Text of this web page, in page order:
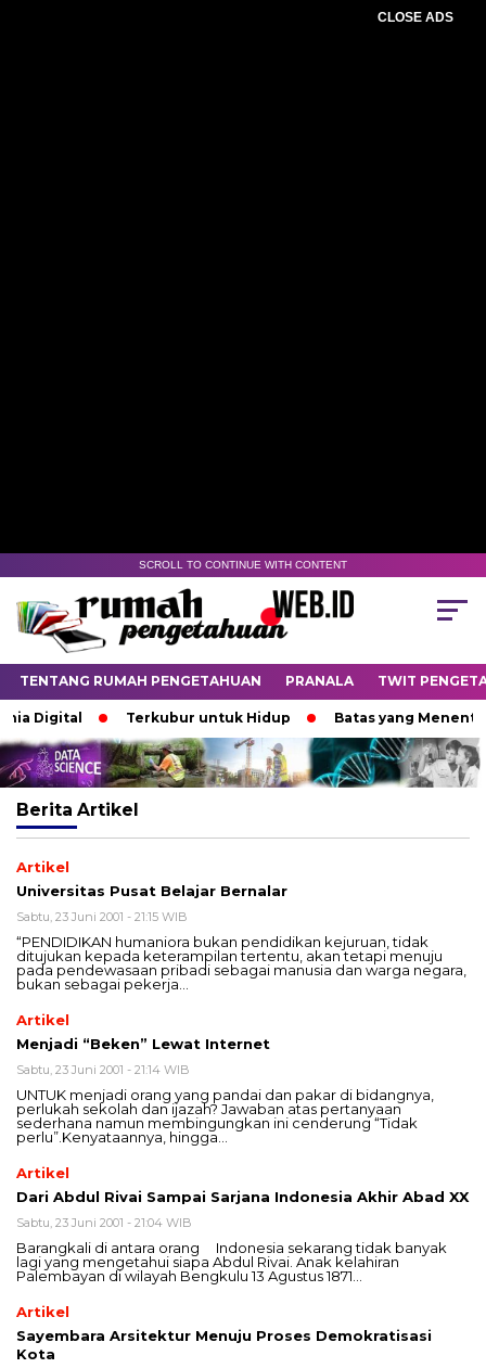
CLOSE ADS
SCROLL TO CONTINUE WITH CONTENT
TENTANG RUMAH PENGETAHUAN PRANALA TWIT
Digital Terkubur untuk Hidup Batas yang
Berita Artikel
Artikel
Universitas Pusat Belajar Bernalar
Sabtu, 23 Juni 2001 - 21:15 WIB
“PENDIDIKAN humaniora bukan pendidikan kejuruan, tidak
ditujukan kepada keterampilan tertentu, akan tetapi menuju
pada pendewasaan pribadi sebagai manusia dan warga negara,
bukan sebagai pekerja…
Artikel
Menjadi “Beken” Lewat Internet
Sabtu, 23 Juni 2001 - 21:14 WIB
UNTUK menjadi orang yang pandai dan pakar di bidangnya,
perlukah sekolah dan ijazah? Jawaban atas pertanyaan
sederhana namun membingungkan ini cenderung “Tidak
perlu”.Kenyataannya, hingga…
Artikel
Dari Abdul Rivai Sampai Sarjana Indonesia Akhir Abad XX
Sabtu, 23 Juni 2001 - 21:04 WIB
Barangkali di antara orang Indonesia sekarang tidak banyak
lagi yang mengetahui siapa Abdul Rivai. Anak kelahiran
Palembayan di wilayah Bengkulu 13 Agustus 1871…
Artikel
Sayembara Arsitektur Menuju Proses Demokratisasi
Kota